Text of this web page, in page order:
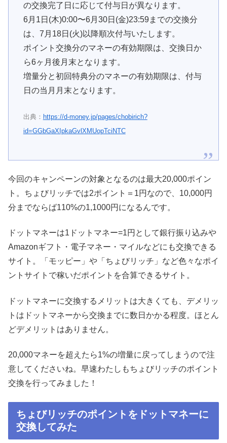
の交換完了日に応じて付与日が異なります。
6月1日(木)0:00〜6月30日(金)23:59までの交換分
は、7月18日(火)以降順次付与いたします。
ポイント交換分のマネーの有効期限は、交換日か
ら6ヶ月後月末となります。
増量分と初回特典分のマネーの有効期限は、付与
日の当月月末となります。
出典： https://d-money.jp/pages/chobirich?
id=GGbGaXIpkaGvlXMUopTciNTC
今回のキャンペーンの対象となるのは最大20,000ポイン
ト。ちょびリッチでは2ポイント＝1円なので、10,000円
分までならば110%の1,1000円になるんです。
ドットマネーは1ドットマネー=1円として銀行振り込みや
Amazonギフト・電子マネー・マイルなどにも交換できる
サイト。「モッピー」や「ちょびリッチ」など色々なポイ
ントサイトで稼いだポイントを合算できるサイト。
ドットマネーに交換するメリットは大きくても、デメリッ
トはドットマネーから交換までに数日かかる程度。ほとん
どデメリットはありません。
20,000マネーを超えたら1%の増量に戻ってしまうので注
意してくださいね。早速わたしもちょびリッチのポイント
交換を行ってみました！
ちょびリッチのポイントをドットマネーに
交換してみた